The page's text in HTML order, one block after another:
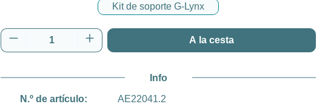
Kit de soporte G-Lynx
Cantidad del producto: introduce la cantidad
A la cesta
Info
N.º de artículo:
AE22041.2